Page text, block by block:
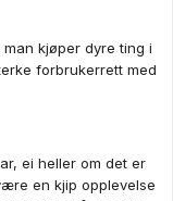
kjøper dyre ting i
forbrukerrett med
ei heller om det er
en kjip opplevelse